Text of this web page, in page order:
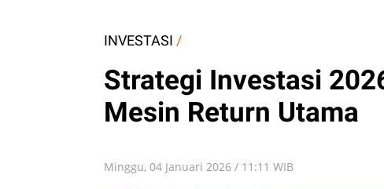
INVESTASI /
Strategi Investasi
Mesin Return Utama
Minggu, 04 Januari 2026 / 11:11 WIB